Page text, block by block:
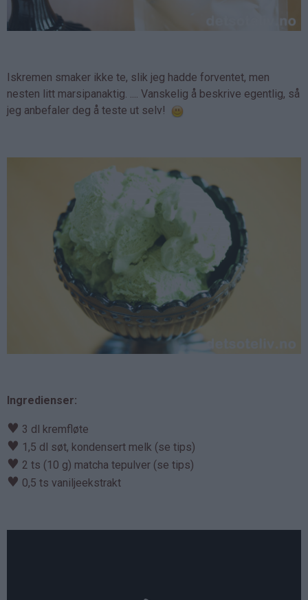
Iskremen smaker ikke te, slik jeg hadde forventet, men
nesten litt marsipanaktig. .... Vanskelig å beskrive egentlig, så
jeg anbefaler deg å teste ut selv!
Ingredienser:
♥ 3 dl kremfløte
♥ 1,5 dl søt, kondensert melk (se tips)
♥ 2 ts (10 g) matcha tepulver (se tips)
♥ 0,5 ts vaniljeekstrakt